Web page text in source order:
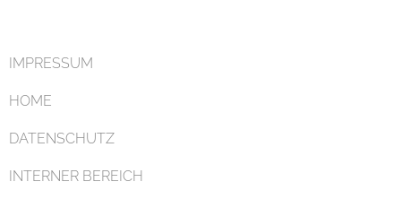
IMPRESSUM
HOME
DATENSCHUTZ
INTERNER BEREICH